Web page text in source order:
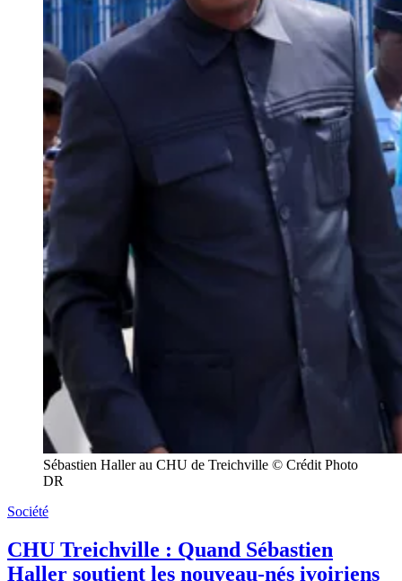
Sébastien Haller au CHU de Treichville © Crédit Photo
DR
Société
CHU Treichville : Quand Sébastien
Haller soutient les nouveau-nés ivoiriens